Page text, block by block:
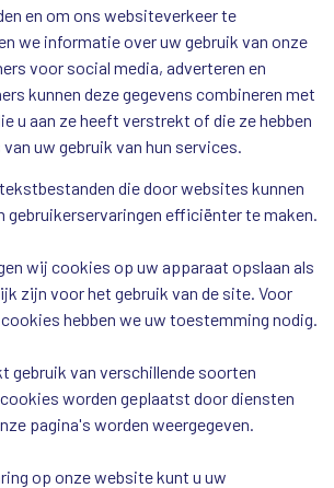
en om ons websiteverkeer te
we informatie over uw gebruik van onze
voor social media, adverteren en
kunnen deze gegevens combineren met
u aan ze heeft verstrekt of die ze hebben
uw gebruik van hun services.
die door websites kunnen
gebruikerservaringen efficiënter te maken.
wij cookies op uw apparaat opslaan als
zijn voor het gebruik van de site. Voor
hebben we uw toestemming nodig.
gebruik van verschillende soorten
worden geplaatst door diensten
pagina's worden weergegeven.
op onze website kunt u uw